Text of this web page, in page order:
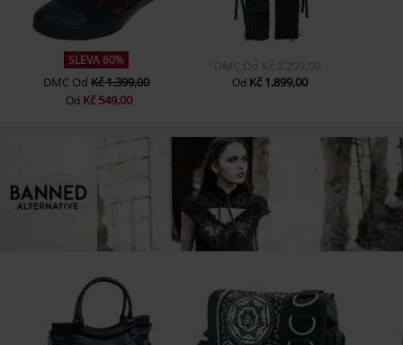
SLEVA 60%
DMC OdKč 1.399,00
Od Kč 549,00
DMC Od Kč 2.299,00
Od Kč 1.899,00